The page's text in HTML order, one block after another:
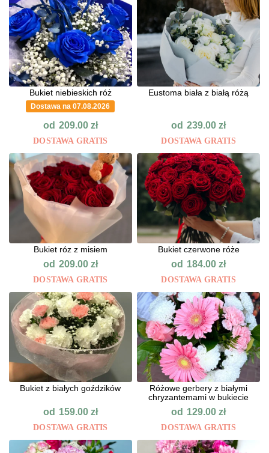
Bukiet niebieskich róż
Dostawa na 07.08.2026
od 209.00 zł
DOSTAWA GRATIS
Eustoma biała z białą różą
od 239.00zł
DOSTAWA GRATIS
Bukiet róz z misiem
od 209.00 zł
DOSTAWA GRATIS
Bukiet czerwone róże
od 184.00zł
DOSTAWA GRATIS
Bukiet z białych goździków
od 159.00 zł
DOSTAWA GRATIS
Różowe gerbery z białymi
chryzantemami w bukiecie
od 129.00zł
DOSTAWA GRATIS